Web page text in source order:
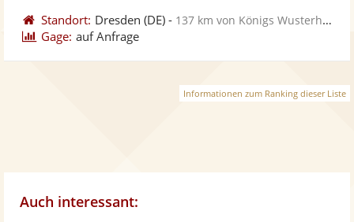
Standort: Dresden (DE) - 137 km von Königs Wusterhausen
Gage: auf Anfrage
Informationen zum Ranking dieser Liste
Auch interessant: